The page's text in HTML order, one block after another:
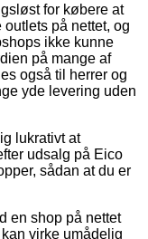
for købere at
på nettet, og
ikke kunne
på mange af
også til herrer og
yde levering uden
lukrativt at
udsalg på Eico
sådan at du er
en shop på nettet
virke umådelig